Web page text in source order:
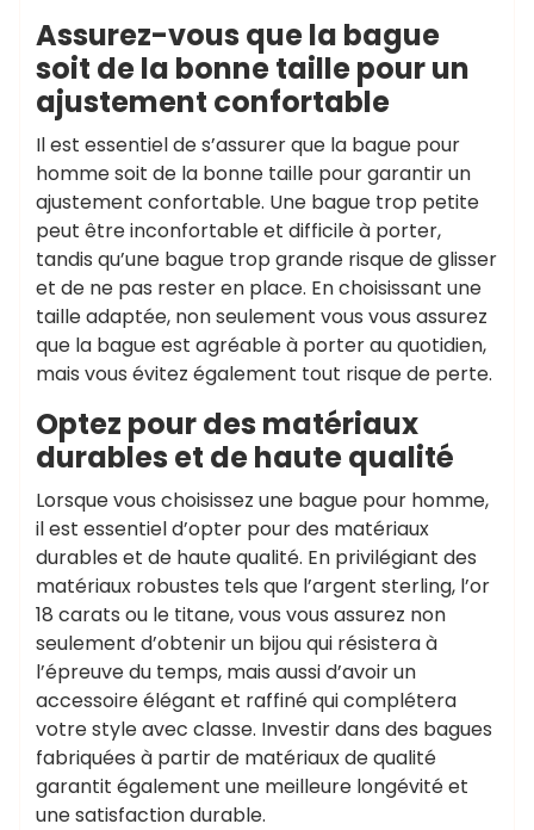
Assurez-vous que la bague
soit de la bonne taille pour un
ajustement confortable
Il est essentiel de s’assurer que la bague pour
homme soit de la bonne taille pour garantir un
ajustement confortable. Une bague trop petite
peut être inconfortable et difficile à porter,
tandis qu’une bague trop grande risque de glisser
et de ne pas rester en place. En choisissant une
taille adaptée, non seulement vous vous assurez
que la bague est agréable à porter au quotidien,
mais vous évitez également tout risque de perte.
Optez pour des matériaux
durables et de haute qualité
Lorsque vous choisissez une bague pour homme,
il est essentiel d’opter pour des matériaux
durables et de haute qualité. En privilégiant des
matériaux robustes tels que l’argent sterling, l’or
18 carats ou le titane, vous vous assurez non
seulement d’obtenir un bijou qui résistera à
l’épreuve du temps, mais aussi d’avoir un
accessoire élégant et raffiné qui complétera
votre style avec classe. Investir dans des bagues
fabriquées à partir de matériaux de qualité
garantit également une meilleure longévité et
une satisfaction durable.